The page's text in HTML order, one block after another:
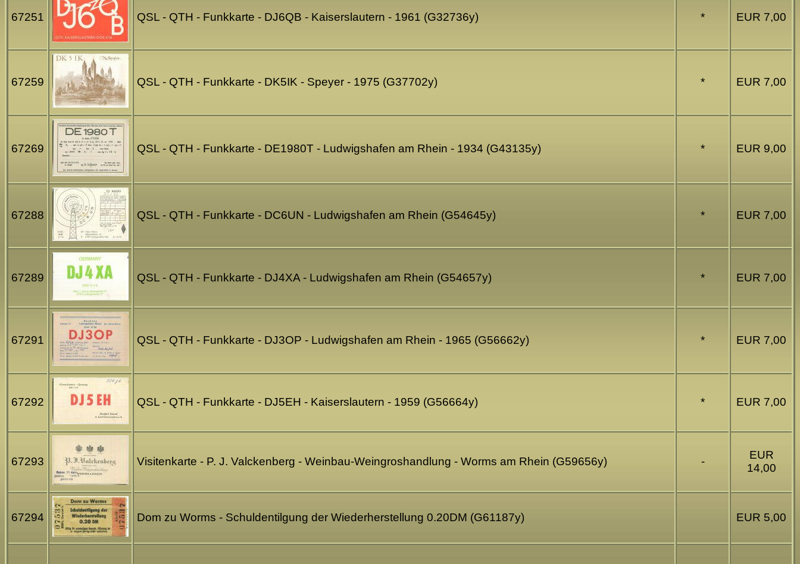
67251 QSL - QTH - Funkkarte - DJ6QB - Kaiserslautern - 1961 (G32736y) * EUR 7,00
67259 QSL - QTH - Funkkarte - DK5IK - Speyer - 1975 (G37702y) * EUR 7,00
67269 QSL - QTH - Funkkarte - DE1980T - Ludwigshafen am Rhein - 1934 (G43135y) * EUR 9,00
67288 QSL - QTH - Funkkarte - DC6UN - Ludwigshafen am Rhein (G54645y) * EUR 7,00
67289 QSL - QTH - Funkkarte - DJ4XA - Ludwigshafen am Rhein (G54657y) * EUR 7,00
67291 QSL - QTH - Funkkarte - DJ3OP - Ludwigshafen am Rhein - 1965 (G56662y) * EUR 7,00
67292 QSL - QTH - Funkkarte - DJ5EH - Kaiserslautern - 1959 (G56664y) * EUR 7,00
67293 Visitenkarte - P. J. Valckenberg - Weinbau-Weingroshandlung - Worms am Rhein (G59656y) -
EUR
14,00
67294 Dom zu Worms - Schuldentilgung der Wiederherstellung 0.20DM (G61187y) EUR 5,00